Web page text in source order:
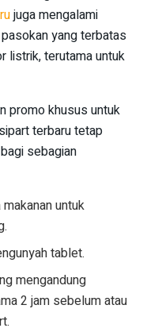
juga mengalami
yang terbatas
listrik, terutama untuk
promo khusus untuk
terbaru tetap
sebagian
untuk
tablet.
mengandung
2 jam sebelum atau